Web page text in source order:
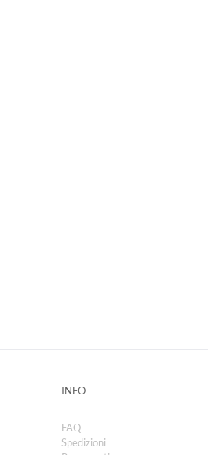
INFO
FAQ
Spedizioni